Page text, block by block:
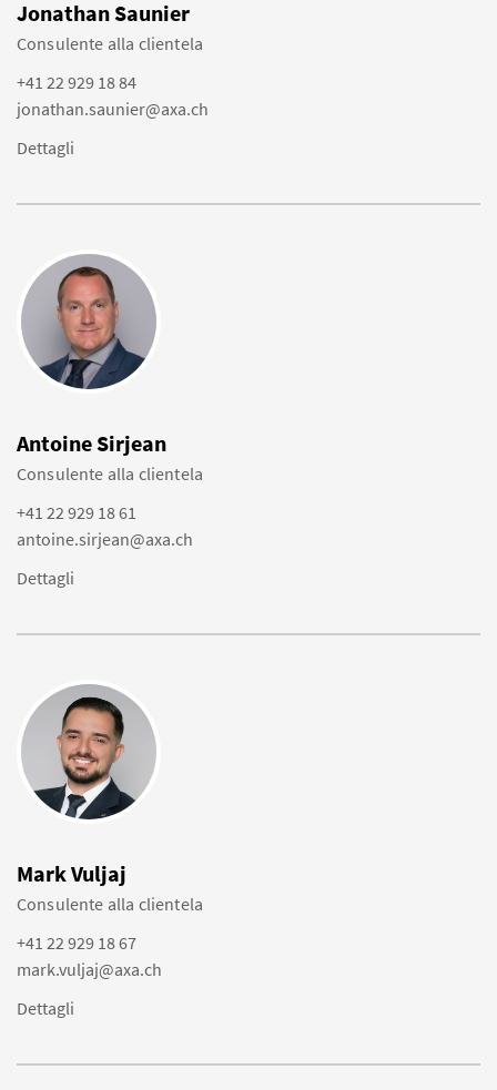
Jonathan Saunier
Consulente alla clientela
+41 22 929 18 84
jonathan.saunier@axa.ch
Dettagli
Antoine Sirjean
Consulente alla clientela
+41 22 929 18 61
antoine.sirjean@axa.ch
Dettagli
Mark Vuljaj
Consulente alla clientela
+41 22 929 18 67
mark.vuljaj@axa.ch
Dettagli